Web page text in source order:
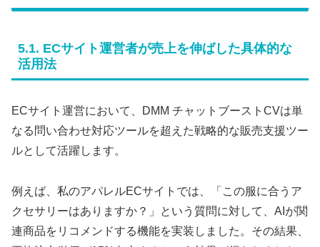
5.1. ECサイト運営者が売上を伸ばした具体的な
活用法
ECサイト運営において、DMM チャットブーストCVは単
なる問い合わせ対応ツールを超えた戦略的な販売支援ツー
ルとして活躍します。
例えば、私のアパレルECサイトでは、「この服に合うア
クセサリーはありますか？」という質問に対して、AIが関
連商品をリコメンドする機能を実装しました。その結果、